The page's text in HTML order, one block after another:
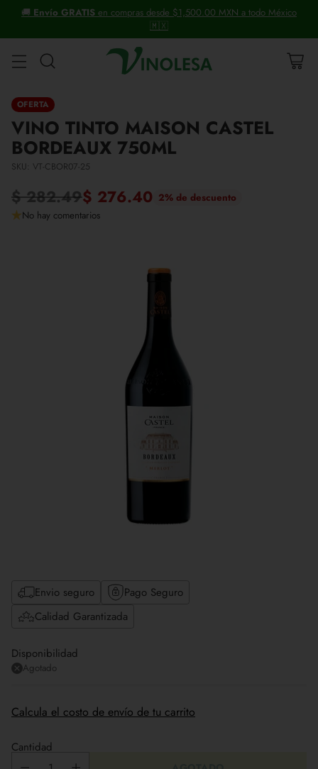
+30 años distribuyendo vinos y licores.
OFERTA
VINO TINTO MAISON CASTEL
BORDEAUX 750ML
SKU: VT-CBOR07-25
Precio
$ 282.49$ 276.40 2% de descuento
No hay comentarios
Envio seguro
Pago Seguro
Calidad Garantizada
Disponibilidad
Agotado
Calcula el costo de envío de tu carrito
Cantidad